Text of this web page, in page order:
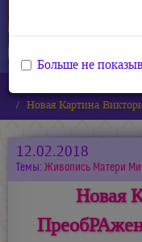
Новая Картина
12.02.2018
Темы: Живопись Матери
Новая
Больше не